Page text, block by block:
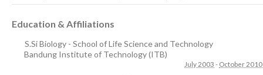
Education & Affiliations
S.Si Biology - School of Life Science and Technology
Bandung Institute of Technology (ITB)
July 2003 - October 2010